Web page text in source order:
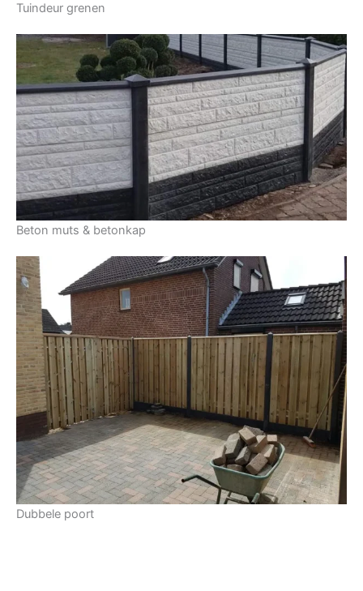
Tuindeur grenen
Beton muts & betonkap
Dubbele poort